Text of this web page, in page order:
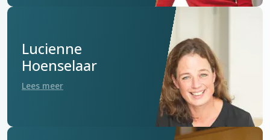
Lucienne
Hoenselaar
Lees meer